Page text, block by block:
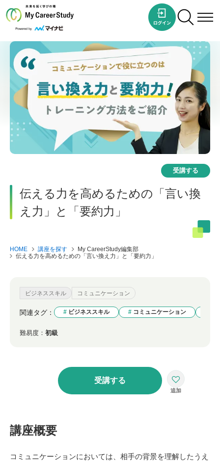
受講する
伝える力を高めるための「言い換
え力」と「要約力」
HOME 講座を探す
My CareerStudy編集部
伝える力を高めるための「言い換え力」と「要約力」
ビジネススキル コミュニケーション
関連タグ： ビジネススキル コミュニケーション
難易度： 初級
受講する
講座概要
コミュニケーションにおいては、相手の背景を理解したうえ